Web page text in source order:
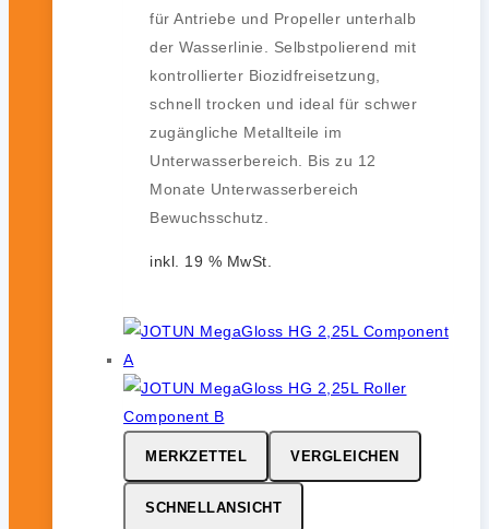
für Antriebe und Propeller unterhalb
der Wasserlinie. Selbstpolierend mit
kontrollierter Biozidfreisetzung,
schnell trocken und ideal für schwer
zugängliche Metallteile im
Unterwasserbereich. Bis zu 12
Monate Unterwasserbereich
Bewuchsschutz.
inkl. 19 % MwSt.
MERKZETTEL VERGLEICHEN
SCHNELLANSICHT